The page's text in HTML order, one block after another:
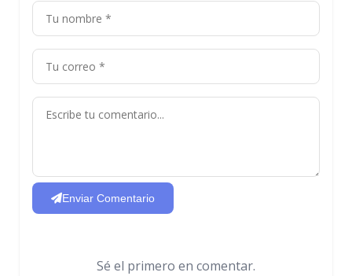
Enviar Comentario
Sé el primero en comentar.